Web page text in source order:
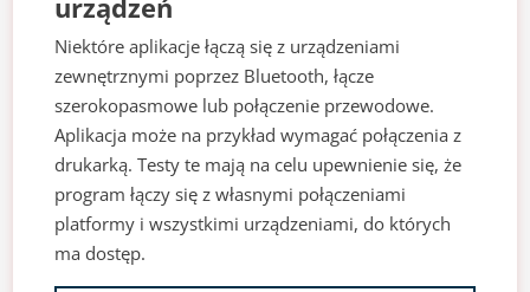
Niektóre aplikacje łączą się z urządzeniami
zewnętrznymi poprzez Bluetooth, łącze
szerokopasmowe lub połączenie przewodowe.
Aplikacja może na przykład wymagać połączenia z
drukarką. Testy te mają na celu upewnienie się, że
program łączy się z własnymi połączeniami
platformy i wszystkimi urządzeniami, do których
ma dostęp.